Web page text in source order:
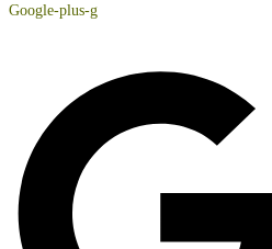
Google-plus-g